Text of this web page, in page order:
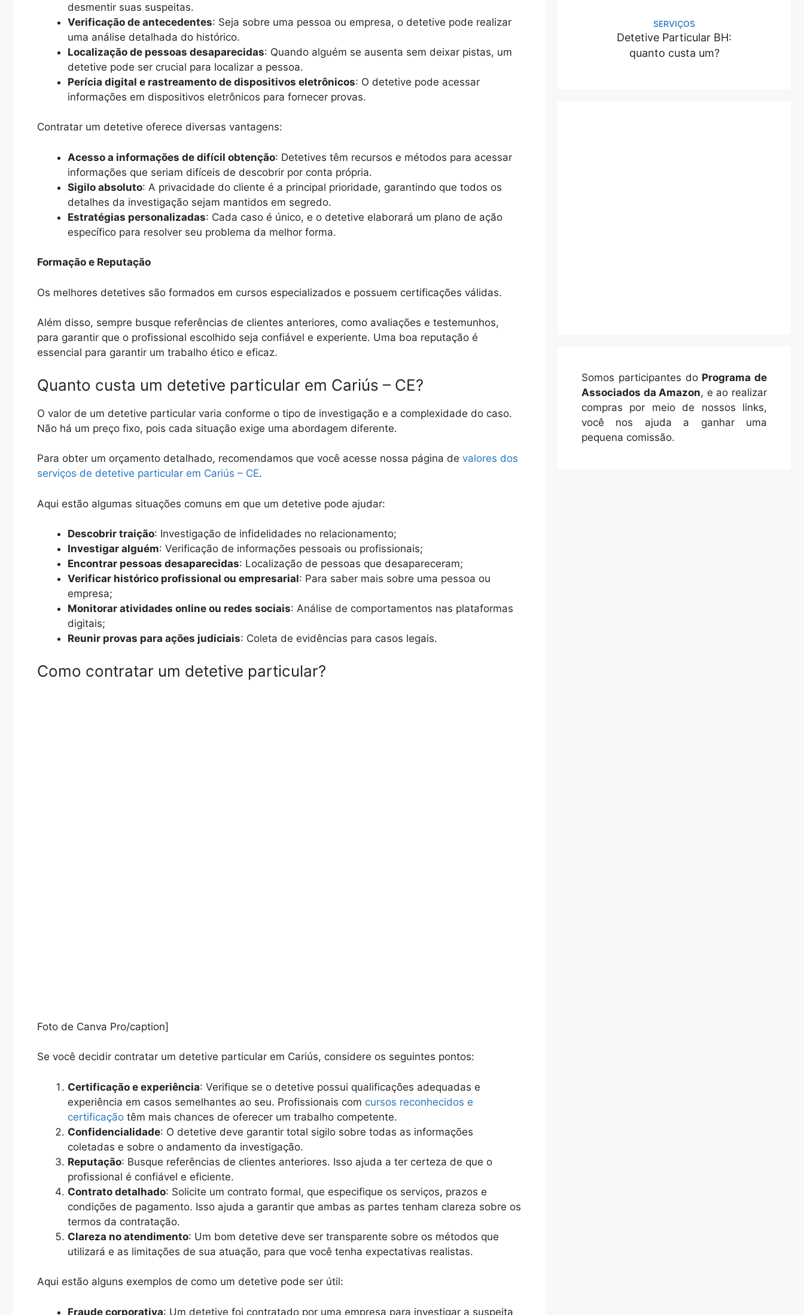
desmentir suas suspeitas.
Verificação de antecedentes: Seja sobre uma pessoa ou empresa, o detetive pode realizar
uma análise detalhada do histórico.
Localização de pessoas desaparecidas: Quando alguém se ausenta sem deixar pistas, um
detetive pode ser crucial para localizar a pessoa.
Perícia digital e rastreamento de dispositivos eletrônicos: O detetive pode acessar
informações em dispositivos eletrônicos para fornecer provas.
Contratar um detetive oferece diversas vantagens:
Acesso a informações de difícil obtenção: Detetives têm recursos e métodos para acessar
informações que seriam difíceis de descobrir por conta própria.
Sigilo absoluto: A privacidade do cliente é a principal prioridade, garantindo que todos os
detalhes da investigação sejam mantidos em segredo.
Estratégias personalizadas: Cada caso é único, e o detetive elaborará um plano de ação
específico para resolver seu problema da melhor forma.
Formação e Reputação
Os melhores detetives são formados em cursos especializados e possuem certificações válidas.
Além disso, sempre busque referências de clientes anteriores, como avaliações e testemunhos,
para garantir que o profissional escolhido seja confiável e experiente. Uma boa reputação é
essencial para garantir um trabalho ético e eficaz.
Quanto custa um detetive particular em Cariús – CE?
O valor de um detetive particular varia conforme o tipo de investigação e a complexidade do caso.
Não há um preço fixo, pois cada situação exige uma abordagem diferente.
Para obter um orçamento detalhado, recomendamos que você acesse nossa página de valores dos
serviços de detetive particular em Cariús – CE.
Aqui estão algumas situações comuns em que um detetive pode ajudar:
Descobrir traição: Investigação de infidelidades no relacionamento;
Investigar alguém: Verificação de informações pessoais ou profissionais;
Encontrar pessoas desaparecidas: Localização de pessoas que desapareceram;
Verificar histórico profissional ou empresarial: Para saber mais sobre uma pessoa ou
empresa;
Monitorar atividades online ou redes sociais: Análise de comportamentos nas plataformas
digitais;
Reunir provas para ações judiciais: Coleta de evidências para casos legais.
Como contratar um detetive particular?
Foto de Canva Pro/caption]
Se você decidir contratar um detetive particular em Cariús, considere os seguintes pontos:
Certificação e experiência: Verifique se o detetive possui qualificações adequadas e
experiência em casos semelhantes ao seu. Profissionais com cursos reconhecidos e
certificação têm mais chances de oferecer um trabalho competente.
Confidencialidade: O detetive deve garantir total sigilo sobre todas as informações
coletadas e sobre o andamento da investigação.
Reputação: Busque referências de clientes anteriores. Isso ajuda a ter certeza de que o
profissional é confiável e eficiente.
Contrato detalhado: Solicite um contrato formal, que especifique os serviços, prazos e
condições de pagamento. Isso ajuda a garantir que ambas as partes tenham clareza sobre os
termos da contratação.
Clareza no atendimento: Um bom detetive deve ser transparente sobre os métodos que
utilizará e as limitações de sua atuação, para que você tenha expectativas realistas.
Aqui estão alguns exemplos de como um detetive pode ser útil:
Fraude corporativa: Um detetive foi contratado por uma empresa para investigar a suspeita
SERVIÇOS
Detetive Particular BH:
quanto custa um?
Somos participantes do Programa de
Associados da Amazon, e ao realizar
compras por meio de nossos links,
você nos ajuda a ganhar uma
pequena comissão.